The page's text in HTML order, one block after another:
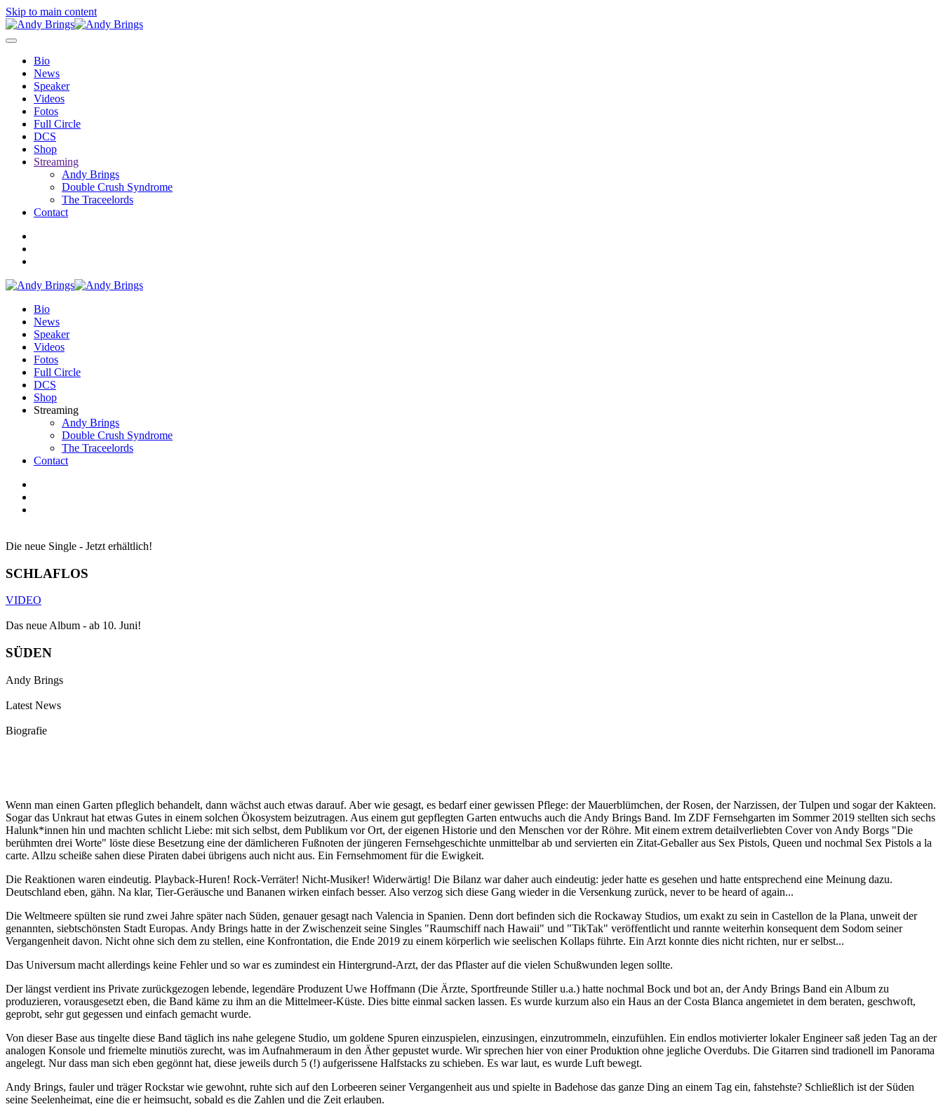
Skip to main content
Bio
News
Speaker
Videos
Fotos
Full Circle
DCS
Shop
Streaming
Andy Brings
Double Crush Syndrome
The Traceelords
Contact
Bio
News
Speaker
Videos
Fotos
Full Circle
DCS
Shop
Streaming
Andy Brings
Double Crush Syndrome
The Traceelords
Contact
Die neue Single - Jetzt erhältlich!
SCHLAFLOS
VIDEO
Das neue Album - ab 10. Juni!
SÜDEN
Andy Brings
Latest News
Biografie
Wenn man einen Garten pfleglich behandelt, dann wächst auch etwas darauf. Aber wie gesagt, es bedarf einer gewissen Pflege: der Mauerblümchen, der Rosen, der Narzissen, der Tulpen und sogar der Kakteen.
Sogar das Unkraut hat etwas Gutes in einem solchen Ökosystem beizutragen. Aus einem gut gepflegten Garten entwuchs auch die Andy Brings Band. Im ZDF Fernsehgarten im Sommer 2019 stellten sich sechs
Halunk*innen hin und machten schlicht Liebe: mit sich selbst, dem Publikum vor Ort, der eigenen Historie und den Menschen vor der Röhre. Mit einem extrem detailverliebten Cover von Andy Borgs "Die
berühmten drei Worte" löste diese Besetzung eine der dämlicheren Fußnoten der jüngeren Fernsehgeschichte unmittelbar ab und servierten ein Zitat-Geballer aus Sex Pistols, Queen und nochmal Sex Pistols a la
carte. Allzu scheiße sahen diese Piraten dabei übrigens auch nicht aus. Ein Fernsehmoment für die Ewigkeit.
Die Reaktionen waren eindeutig. Playback-Huren! Rock-Verräter! Nicht-Musiker! Widerwärtig! Die Bilanz war daher auch eindeutig: jeder hatte es gesehen und hatte entsprechend eine Meinung dazu.
Deutschland eben, gähn. Na klar, Tier-Geräusche und Bananen wirken einfach besser. Also verzog sich diese Gang wieder in die Versenkung zurück, never to be heard of again...
Die Weltmeere spülten sie rund zwei Jahre später nach Süden, genauer gesagt nach Valencia in Spanien. Denn dort befinden sich die Rockaway Studios, um exakt zu sein in Castellon de la Plana, unweit der
genannten, siebtschönsten Stadt Europas. Andy Brings hatte in der Zwischenzeit seine Singles "Raumschiff nach Hawaii" und "TikTak" veröffentlicht und rannte weiterhin konsequent dem Sodom seiner
Vergangenheit davon. Nicht ohne sich dem zu stellen, eine Konfrontation, die Ende 2019 zu einem körperlich wie seelischen Kollaps führte. Ein Arzt konnte dies nicht richten, nur er selbst...
Das Universum macht allerdings keine Fehler und so war es zumindest ein Hintergrund-Arzt, der das Pflaster auf die vielen Schußwunden legen sollte.
Der längst verdient ins Private zurückgezogen lebende, legendäre Produzent Uwe Hoffmann (Die Ärzte, Sportfreunde Stiller u.a.) hatte nochmal Bock und bot an, der Andy Brings Band ein Album zu
produzieren, vorausgesetzt eben, die Band käme zu ihm an die Mittelmeer-Küste. Dies bitte einmal sacken lassen. Es wurde kurzum also ein Haus an der Costa Blanca angemietet in dem beraten, geschwoft,
geprobt, sehr gut gegessen und einfach gemacht wurde.
Von dieser Base aus tingelte diese Band täglich ins nahe gelegene Studio, um goldene Spuren einzuspielen, einzusingen, einzutrommeln, einzufühlen. Ein endlos motivierter lokaler Engineer saß jeden Tag an der
analogen Konsole und friemelte minutiös zurecht, was im Aufnahmeraum in den Äther gepustet wurde. Wir sprechen hier von einer Produktion ohne jegliche Overdubs. Die Gitarren sind tradionell im Panorama
angelegt. Nur dass man sich eben gegönnt hat, diese jeweils durch 5 (!) aufgerissene Halfstacks zu schieben. Es war laut, es wurde Luft bewegt.
Andy Brings, fauler und träger Rockstar wie gewohnt, ruhte sich auf den Lorbeeren seiner Vergangenheit aus und spielte in Badehose das ganze Ding an einem Tag ein, fahstehste? Schließlich ist der Süden
seine Seelenheimat, eine die er heimsucht, sobald es die Zahlen und die Zeit erlauben.